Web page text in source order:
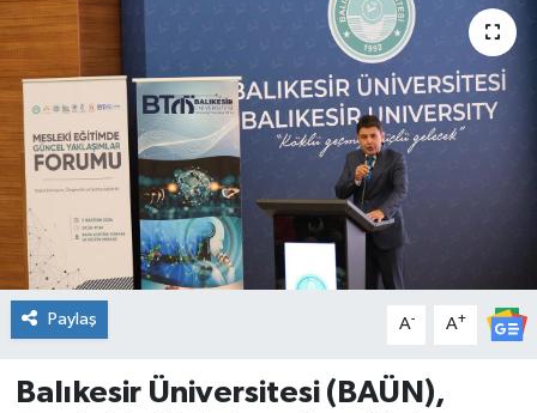
Paylaş A- A+
Balıkesir Üniversitesi (BAÜN),
Edremit
EĞİTİM
EKONOMİ
Gömeç
Gönen
Havran